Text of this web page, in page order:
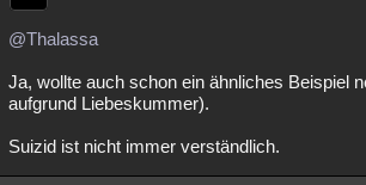
@Thalassa
Ja, wollte auch schon ein ähnliches Beispiel
aufgrund Liebeskummer).
Suizid ist nicht immer verständlich.